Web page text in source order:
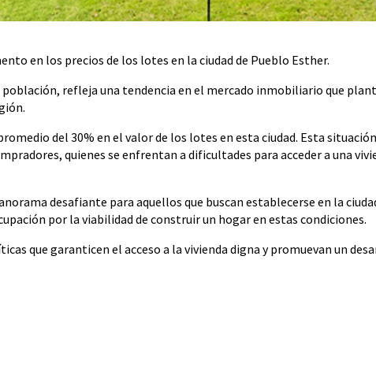
en los precios de los lotes en la ciudad de Pueblo Esther.
refleja una tendencia en el mercado inmobiliario que
del 30% en el valor de los lotes en esta ciudad. Esta
quienes se enfrentan a dificultades para acceder a una
desafiante para aquellos que buscan establecerse en la
por la viabilidad de construir un hogar en estas condiciones.
que garanticen el acceso a la vivienda digna y promuevan un